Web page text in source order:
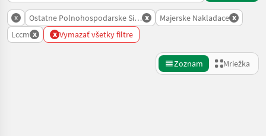
x Ostatne Polnohospodarske Silove Stroje
x Majerske Nakladace x
Lccm x x Vymazať všetky filtre
Zoznam Mriežka